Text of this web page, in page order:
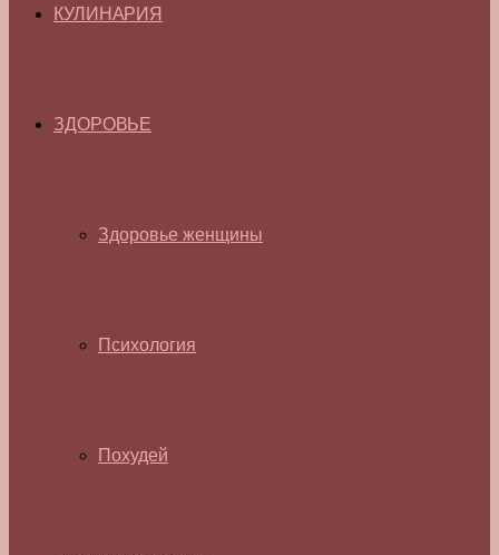
КУЛИНАРИЯ
ЗДОРОВЬЕ
Здоровье женщины
Психология
Похудей